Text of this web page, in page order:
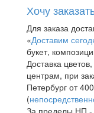
Хочу
Для заказа
«Доставим
букет,
Доставка
центрам, при
Петербург от
(